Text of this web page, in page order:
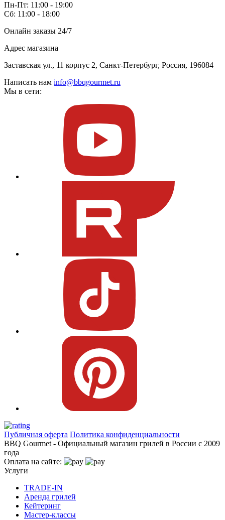
Пн-Пт: 11:00 - 19:00
Сб: 11:00 - 18:00
Онлайн заказы 24/7
Адрес магазина
Заставская ул., 11 корпус 2, Санкт-Петербург, Россия, 196084
Написать нам info@bbqgourmet.ru
Мы в сети:
Публичная оферта Политика конфиденциальности
BBQ Gourmet - Официальный магазин грилей в России с 2009
года
Оплата на сайте:
Услуги
TRADE-IN
Аренда грилей
Кейтеринг
Мастер-классы